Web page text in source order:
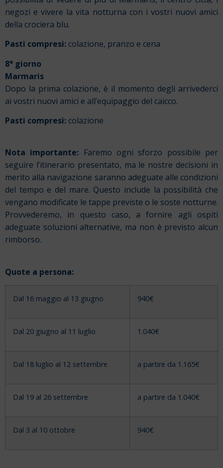
negozi e vivere la vita notturna con i vostri nuovi amici
della crociera blu.
Pasti compresi: colazione, pranzo e cena
8° giorno
Marmaris
Dopo la prima colazione, è il momento degli arrivederci
ai vostri nuovi amici e all’equipaggio del caicco.
Pasti compresi: colazione
Nota importante: Faremo ogni sforzo possibile per
seguire l’itinerario presentato, ma le nostre decisioni in
merito alla navigazione saranno adeguate alle condizioni
del tempo e del mare. Questo include la possibilità che
vengano modificate le tappe previste o le soste notturne.
Provvederemo, in questo caso, a fornire agli ospiti
adeguate soluzioni alternative, ma non è previsto alcun
rimborso.
Quote a persona:
Dal 16 maggio al 13 giugno 940€
Dal 20 giugno al 11 luglio 1.040€
Dal 18 luglio al 12 settembre a partire da 1.165€
Dal 19 al 26 settembre a partire da 1.040€
Dal 3 al 10 ottobre 940€